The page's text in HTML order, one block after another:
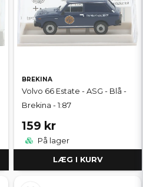
BREKINA
Volvo 66 Estate - ASG - Blå -
Brekina - 1:87
159 kr
På lager
LÆG I KURV